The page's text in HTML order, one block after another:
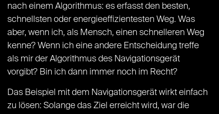
nach einem Algorithmus: es erfasst den besten,
schnellsten oder energieeffizientesten Weg. Was
aber, wenn ich, als Mensch, einen schnelleren Weg
kenne? Wenn ich eine andere Entscheidung treffe
als mir der Algorithmus des Navigationsgerät
vorgibt? Bin ich dann immer noch im Recht?
Das Beispiel mit dem Navigationsgerät wirkt einfach
zu lösen: Solange das Ziel erreicht wird, war die